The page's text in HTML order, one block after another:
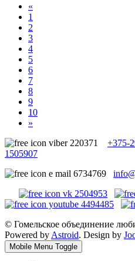
«
1
2
3
4
5
6
7
8
9
10
»
+375-
1505907
© Гомельское объединение
Powered by Astroid. Design by
Mobile Menu Toggle